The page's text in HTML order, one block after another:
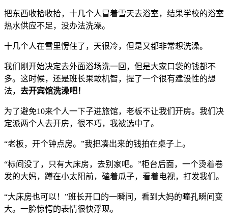
把东西收拾收拾，十几个人冒着雪天去浴室，结果学校的浴室
热水供应不足，没办法洗澡。
十几个人在雪里愣住了，天很冷，但是又都非常想洗澡。
我们刚开始决定去外面浴场洗一回，但是大家口袋的钱都不
多。这时候，还是班长果敢机智，提了一个很有建设性的想
法， 去开宾馆洗澡吧！
为了避免10来个人一下子进旅馆，老板不让我们开房。我们决
定派两个人去开房，很不巧，我被选中了。
“老板，开个钟点房。”我把凑出来的钱拍在桌子上。
“标间没了，只有大床房，去别家吧。”柜台后面，一个烫着卷
发的大妈，蹲在小太阳前，磕着瓜子，看着电视，打发我们。
“大床房也可以！”班长开口的一瞬间，看到大妈的瞳孔瞬间变
大。一脸惊愕的表情很快浮现。